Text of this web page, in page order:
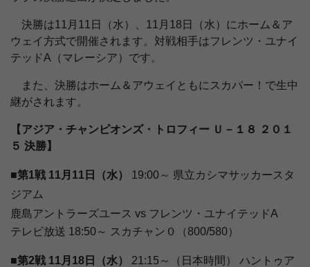
決勝は11月11日（水）、11月18日（水）にホーム＆ア
ウェイ方式で開催されます。対戦相手はフレンツ・ユナイ
テッドA（マレーシア）です。
また、決勝はホーム＆アウェイともにスカパー！で生中
継がされます。
【アジア・チャンピオンズ・トロフィー Ｕ－１８ ２０１
５ 決勝】
■第1戦 11月11日（水）
19:00～ 県立カシマサッカースタ
ジアム
鹿島アントラーズユース vs フレンツ・ユナイテッドA
テレビ放送 18:50～ スカチャン０（800/580）
■第2戦 11月18日（水）
21:15～（日本時間） ハントゥア